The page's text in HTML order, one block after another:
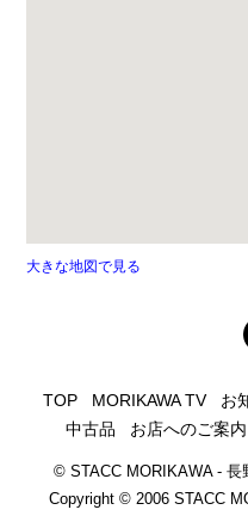
大きな地図で見る
TOP MORIKAWA TV お
中古品
お店へのご案内
© STACC MORIKAWA -
Copyright © 2006 STACC